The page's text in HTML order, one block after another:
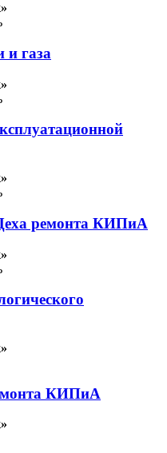
и газа
ремонта КИПиА
КИПиА